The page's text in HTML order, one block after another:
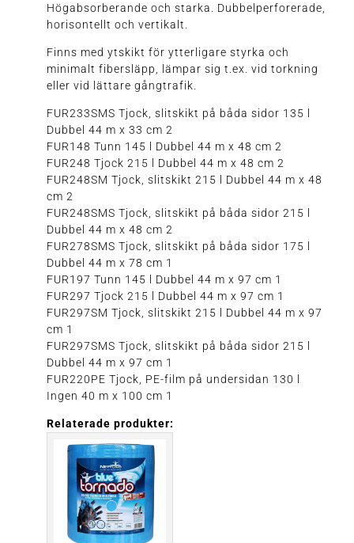
Högabsorberande och starka. Dubbelperforerade,
horisontellt och vertikalt.
Finns med ytskikt för ytterligare styrka och
minimalt fibersläpp, lämpar sig t.ex. vid torkning
eller vid lättare gångtrafik.
FUR233SMS Tjock, slitskikt på båda sidor 135 l
Dubbel 44 m x 33 cm 2
FUR148 Tunn 145 l Dubbel 44 m x 48 cm 2
FUR248 Tjock 215 l Dubbel 44 m x 48 cm 2
FUR248SM Tjock, slitskikt 215 l Dubbel 44 m x 48
cm 2
FUR248SMS Tjock, slitskikt på båda sidor 215 l
Dubbel 44 m x 48 cm 2
FUR278SMS Tjock, slitskikt på båda sidor 175 l
Dubbel 44 m x 78 cm 1
FUR197 Tunn 145 l Dubbel 44 m x 97 cm 1
FUR297 Tjock 215 l Dubbel 44 m x 97 cm 1
FUR297SM Tjock, slitskikt 215 l Dubbel 44 m x 97
cm 1
FUR297SMS Tjock, slitskikt på båda sidor 215 l
Dubbel 44 m x 97 cm 1
FUR220PE Tjock, PE-film på undersidan 130 l
Ingen 40 m x 100 cm 1
Relaterade produkter: